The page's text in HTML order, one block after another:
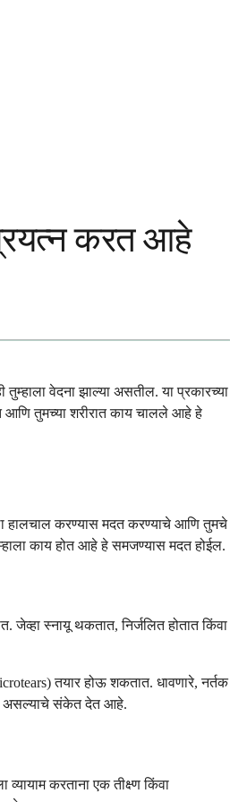
करत आहे
वेदना झाल्या असतील. या प्रकारच्या
आणि तुमच्या शरीरात काय चालले आहे हे
हालचाल करण्यास मदत करण्याचे आणि तुमचे
काय होत आहे हे समजण्यास मदत होईल.
स्नायू थकतात, निर्जलित होतात किंवा
तयार होऊ शकतात. धावणारे, नर्तक
असल्याचे संकेत देत आहे.
करताना एक तीक्ष्ण किंवा